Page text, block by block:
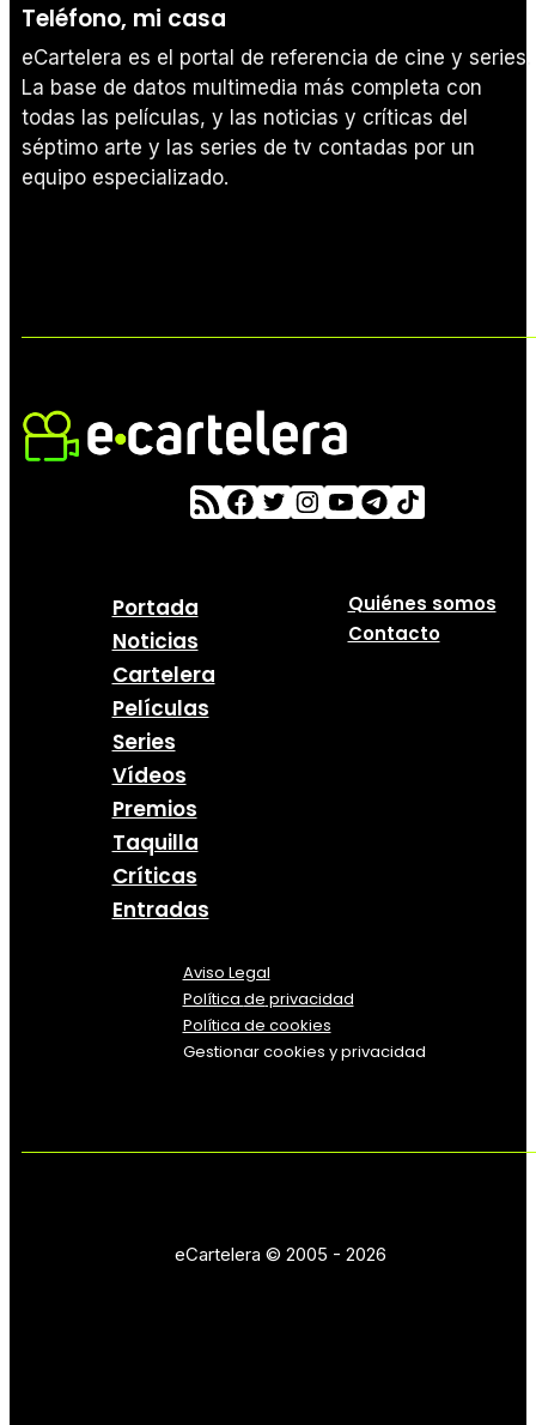
Teléfono, mi casa
eCartelera es el portal de referencia de cine y series.
La base de datos multimedia más completa con
todas las películas, y las noticias y críticas del
séptimo arte y las series de tv contadas por un
equipo especializado.
Portada
Noticias
Cartelera
Películas
Series
Vídeos
Premios
Taquilla
Críticas
Entradas
Quiénes somos
Contacto
Aviso Legal
Política de privacidad
Política de cookies
Gestionar cookies y privacidad
eCartelera © 2005 - 2026